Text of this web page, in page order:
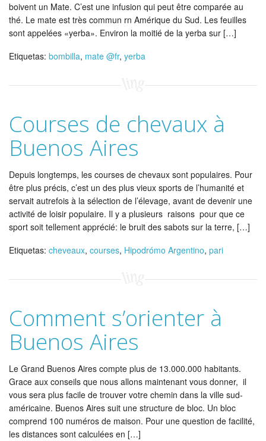
boivent un Mate. C’est une infusion qui peut être comparée au
thé. Le mate est très commun rn Amérique du Sud. Les feuilles
sont appelées «yerba». Environ la moitié de la yerba sur […]
Etiquetas: bombilla, mate @fr, yerba
Courses de chevaux à
Buenos Aires
Depuis longtemps, les courses de chevaux sont populaires. Pour
être plus précis, c’est un des plus vieux sports de l’humanité et
servait autrefois à la sélection de l’élevage, avant de devenir une
activité de loisir populaire. Il y a plusieurs raisons pour que ce
sport soit tellement apprécié: le bruit des sabots sur la terre, […]
Etiquetas: cheveaux, courses, Hipodrómo Argentino, pari
Comment s’orienter à
Buenos Aires
Le Grand Buenos Aires compte plus de 13.000.000 habitants.
Grace aux conseils que nous allons maintenant vous donner, il
vous sera plus facile de trouver votre chemin dans la ville sud-
américaine. Buenos Aires suit une structure de bloc. Un bloc
comprend 100 numéros de maison. Pour une question de facilité,
les distances sont calculées en […]